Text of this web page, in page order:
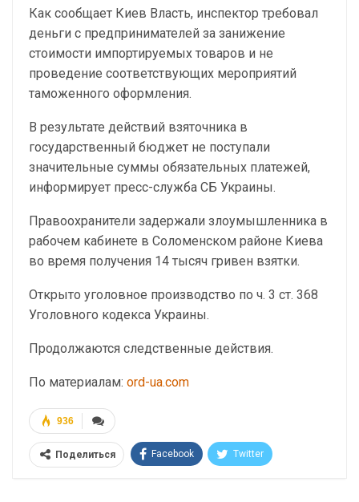
Как сообщает Киев Власть, инспектор требовал
деньги с предпринимателей за занижение
стоимости импортируемых товаров и не
проведение соответствующих мероприятий
таможенного оформления.
В результате действий взяточника в
государственный бюджет не поступали
значительные суммы обязательных платежей,
информирует пресс-служба СБ Украины.
Правоохранители задержали злоумышленника в
рабочем кабинете в Соломенском районе Киева
во время получения 14 тысяч гривен взятки.
Открыто уголовное производство по ч. 3 ст. 368
Уголовного кодекса Украины.
Продолжаются следственные действия.
По материалам: ord-ua.com
936
Поделиться Facebook Twitter